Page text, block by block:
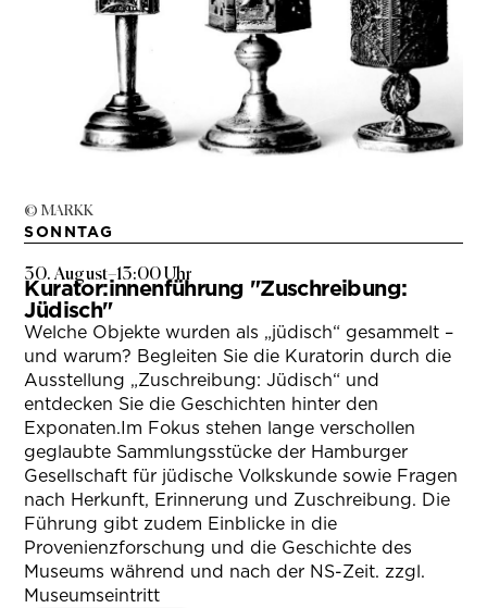
© MARKK
SONNTAG
30. August–13:00 Uhr
Kurator:innenführung "Zuschreibung:
Jüdisch"
Welche Objekte wurden als „jüdisch“ gesammelt –
und warum? Begleiten Sie die Kuratorin durch die
Ausstellung „Zuschreibung: Jüdisch“ und
entdecken Sie die Geschichten hinter den
Exponaten.Im Fokus stehen lange verschollen
geglaubte Sammlungsstücke der Hamburger
Gesellschaft für jüdische Volkskunde sowie Fragen
nach Herkunft, Erinnerung und Zuschreibung. Die
Führung gibt zudem Einblicke in die
Provenienzforschung und die Geschichte des
Museums während und nach der NS-Zeit. zzgl.
Museumseintritt